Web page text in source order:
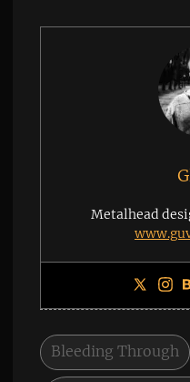
Metalhead
Bleeding Through